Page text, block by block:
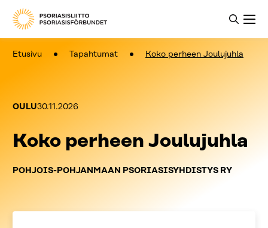
Etusivu Tapahtumat Koko perheen Joulujuhla
OULU30.11.2026
Koko perheen Joulujuhla
POHJOIS-POHJANMAAN PSORIASISYHDISTYS RY